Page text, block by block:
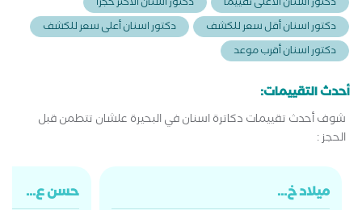
دكتور اسنان أقل سعر للكشف
دكتور اسنان أعلى سعر للكشف
دكتور اسنان أقرب موعد
أحدث التقييمات:
شوف أحدث تقييمات دكاترة اسنان في البحيرة علشان تتطمن قبل
الحجز :
ميلاد خ... حسن ع...